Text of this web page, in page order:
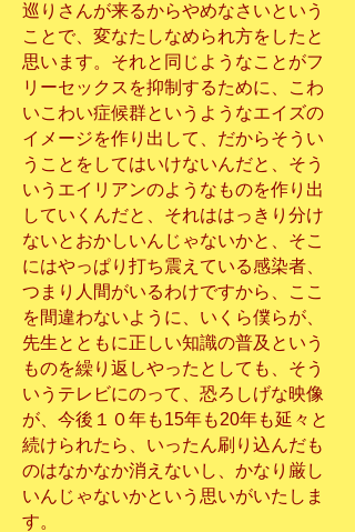
巡りさんが来るからやめなさいという
ことで、変なたしなめられ方をしたと
思います。それと同じようなことがフ
リーセックスを抑制するために、こわ
いこわい症候群というようなエイズの
イメージを作り出して、だからそうい
うことをしてはいけないんだと、そう
いうエイリアンのようなものを作り出
していくんだと、それははっきり分け
ないとおかしいんじゃないかと、そこ
にはやっぱり打ち震えている感染者、
つまり人間がいるわけですから、ここ
を間違わないように、いくら僕らが、
先生とともに正しい知識の普及という
ものを繰り返しやったとしても、そう
いうテレビにのって、恐ろしげな映像
が、今後１０年も15年も20年も延々と
続けられたら、いったん刷り込んだも
のはなかなか消えないし、かなり厳し
いんじゃないかという思いがいたしま
す。